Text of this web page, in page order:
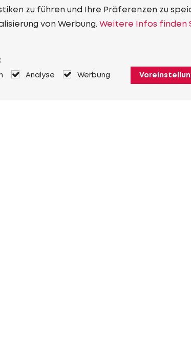
zu führen und Ihre Präferenzen zu
von Werbung. Weitere Infos finden
Analyse Werbung